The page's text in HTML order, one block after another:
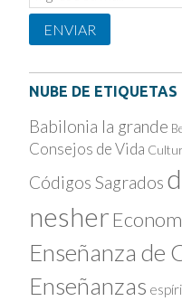
Subscription
ENVIAR
NUBE DE ETIQUETAS
Babilonia la grande
Consejos de Vida
Códigos Sagrados
nesher
Enseñanza de
Enseñanzas